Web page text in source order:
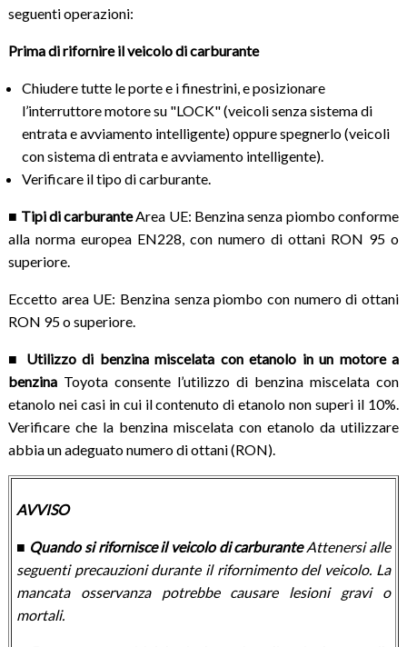
seguenti operazioni:
Prima di rifornire il veicolo di carburante
Chiudere tutte le porte e i finestrini, e posizionare
l’interruttore motore su "LOCK" (veicoli senza sistema di
entrata e avviamento intelligente) oppure spegnerlo (veicoli
con sistema di entrata e avviamento intelligente).
Verificare il tipo di carburante.
■ Tipi di carburanteArea UE: Benzina senza piombo conforme
alla norma europea EN228, con numero di ottani RON 95 o
superiore.
Eccetto area UE: Benzina senza piombo con numero di ottani
RON 95 o superiore.
■ Utilizzo di benzina miscelata con etanolo in un motore a
benzinaToyota consente l’utilizzo di benzina miscelata con
etanolo nei casi in cui il contenuto di etanolo non superi il 10%.
Verificare che la benzina miscelata con etanolo da utilizzare
abbia un adeguato numero di ottani (RON).
AVVISO
■ Quando si rifornisce il veicolo di carburanteAttenersi alle
seguenti precauzioni durante il rifornimento del veicolo. La
mancata osservanza potrebbe causare lesioni gravi o
mortali.